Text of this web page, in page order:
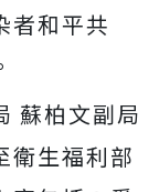
者和平共
蘇柏文副局
衛生福利部